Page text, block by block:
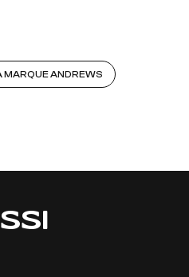
MARQUE ANDREWS